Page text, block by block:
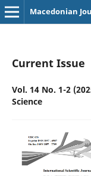
Macedonian
Current Issue
Vol. 14 No. 1-2
Science